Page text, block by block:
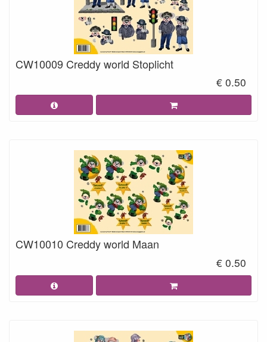
CW10009 Creddy world Stoplicht
€ 0.50
CW10010 Creddy world Maan
€ 0.50